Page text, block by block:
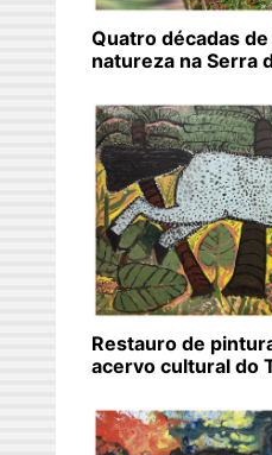
Quatro décadas
natureza na Serra
Restauro de
acervo cultural do